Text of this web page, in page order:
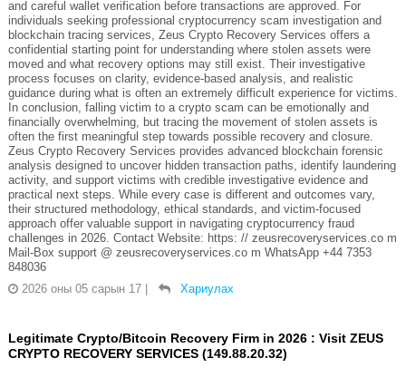
and careful wallet verification before transactions are approved. For
individuals seeking professional cryptocurrency scam investigation and
blockchain tracing services, Zeus Crypto Recovery Services offers a
confidential starting point for understanding where stolen assets were
moved and what recovery options may still exist. Their investigative
process focuses on clarity, evidence-based analysis, and realistic
guidance during what is often an extremely difficult experience for victims.
In conclusion, falling victim to a crypto scam can be emotionally and
financially overwhelming, but tracing the movement of stolen assets is
often the first meaningful step towards possible recovery and closure.
Zeus Crypto Recovery Services provides advanced blockchain forensic
analysis designed to uncover hidden transaction paths, identify laundering
activity, and support victims with credible investigative evidence and
practical next steps. While every case is different and outcomes vary,
their structured methodology, ethical standards, and victim-focused
approach offer valuable support in navigating cryptocurrency fraud
challenges in 2026. Contact Website: https: // zeusrecoveryservices.co m
Mail-Box support @ zeusrecoveryservices.co m WhatsApp +44 7353
848036
2026 оны 05 сарын 17
Хариулах
Legitimate Crypto/Bitcoin Recovery Firm in 2026 : Visit ZEUS
CRYPTO RECOVERY SERVICES (149.88.20.32)